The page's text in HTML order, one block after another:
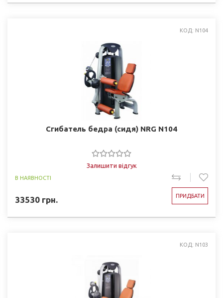
КОД: N104
Сгибатель бедра (сидя) NRG N104
Залишити відгук
В НАЯВНОСТІ
33530 грн. ПРИДБАТИ
КОД: N103